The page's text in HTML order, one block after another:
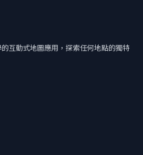
互動式地圖應用，探索任何地點的獨特